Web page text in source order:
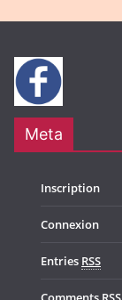
Meta
Inscription
Connexion
Entries RSS